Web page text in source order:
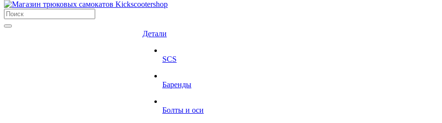
Детали
SCS
Баренды
Болты и оси